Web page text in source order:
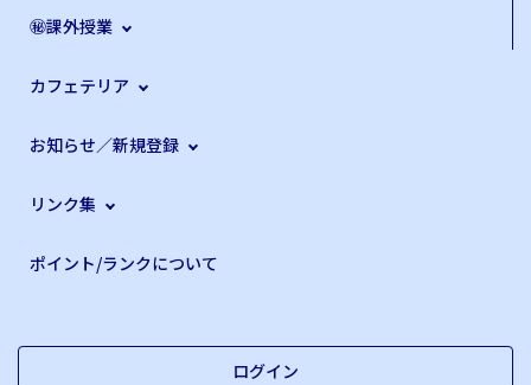
㊙課外授業
カフェテリア
お知らせ／新規登録
リンク集
ポイント/ランクについて
ログイン